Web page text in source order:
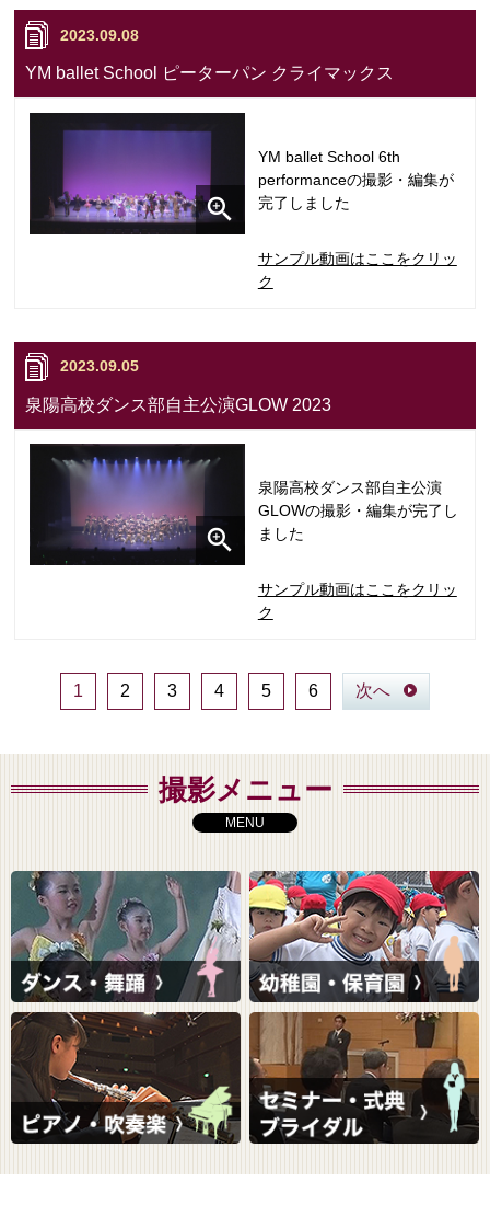
2023.09.08
YM ballet School ピーターパン クライマックス
YM ballet School 6th
performanceの撮影・編集が
完了しました
サンプル動画はここをクリッ
ク
2023.09.05
泉陽高校ダンス部自主公演GLOW 2023
泉陽高校ダンス部自主公演
GLOWの撮影・編集が完了し
ました
サンプル動画はここをクリッ
ク
1 2 3 4 5 6 次へ
撮影メニュー
MENU